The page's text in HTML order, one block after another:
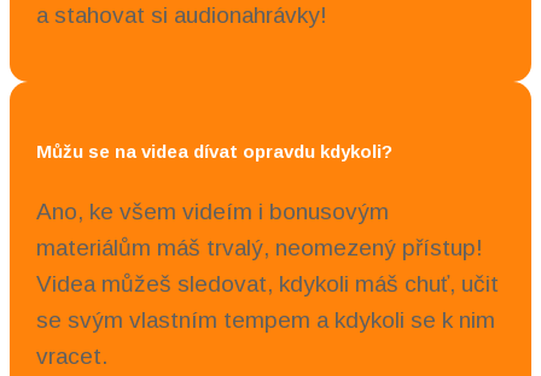
a stahovat si audionahrávky!
Můžu se na videa dívat opravdu kdykoli?
Ano, ke všem videím i bonusovým
materiálům máš trvalý, neomezený přístup!
Videa můžeš sledovat, kdykoli máš chuť, učit
se svým vlastním tempem a kdykoli se k nim
vracet.